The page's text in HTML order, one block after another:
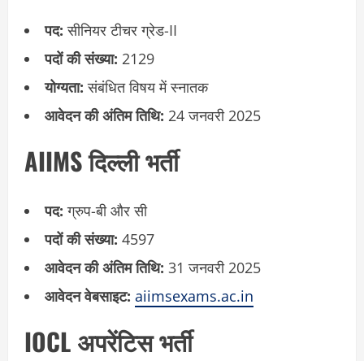
पद: सीनियर टीचर ग्रेड-II
पदों की संख्या: 2129
योग्यता: संबंधित विषय में स्नातक
आवेदन की अंतिम तिथि: 24 जनवरी 2025
AIIMS दिल्ली भर्ती
पद: ग्रुप-बी और सी
पदों की संख्या: 4597
आवेदन की अंतिम तिथि: 31 जनवरी 2025
आवेदन वेबसाइट: aiimsexams.ac.in
IOCL अपरेंटिस भर्ती